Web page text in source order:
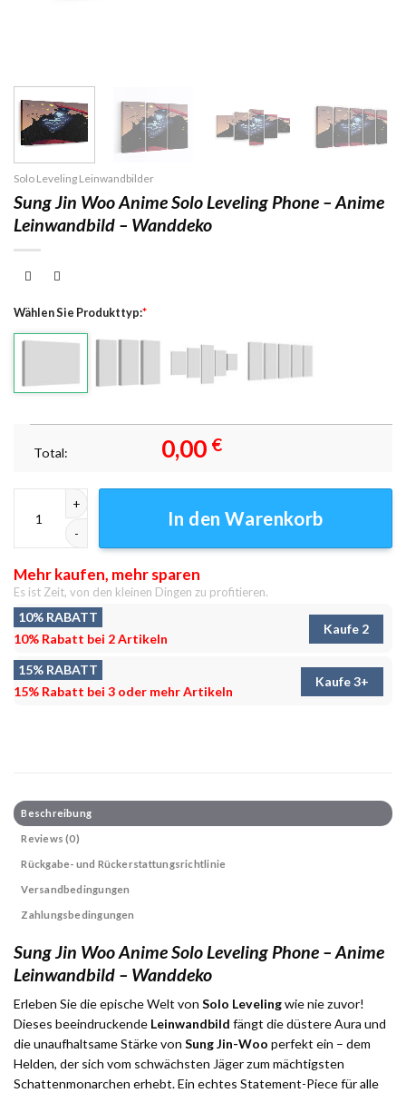
Solo Leveling Leinwandbilder
Sung Jin Woo Anime Solo Leveling Phone – Anime
Leinwandbild – Wanddeko
Wählen Sie Produkttyp:*
Total: 0,00 €
In den Warenkorb
Mehr kaufen, mehr sparen
Es ist Zeit, von den kleinen Dingen zu profitieren.
10% RABATT
10% Rabatt bei 2 Artikeln
Kaufe 2
15% RABATT
15% Rabatt bei 3 oder mehr Artikeln
Kaufe 3+
Beschreibung
Reviews (0)
Rückgabe- und Rückerstattungsrichtlinie
Versandbedingungen
Zahlungsbedingungen
Sung Jin Woo Anime Solo Leveling Phone – Anime
Leinwandbild – Wanddeko
Erleben Sie die epische Welt von Solo Levelingwie nie zuvor!
Dieses beeindruckende Leinwandbild fängt die düstere Aura und
die unaufhaltsame Stärke von Sung Jin-Woo perfekt ein – dem
Helden, der sich vom schwächsten Jäger zum mächtigsten
Schattenmonarchen erhebt. Ein echtes Statement-Piece für alle